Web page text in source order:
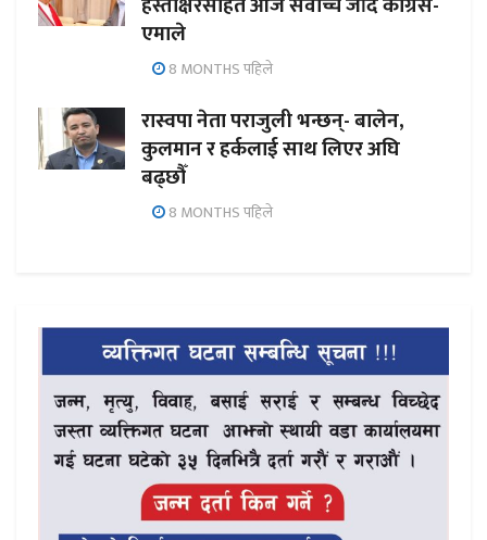
एमाले
8 MONTHS पहिले
रास्वपा नेता पराजुली भन्छन्- बालेन,
कुलमान र हर्कलाई साथ लिएर अघि
बढ्छौँ
8 MONTHS पहिले